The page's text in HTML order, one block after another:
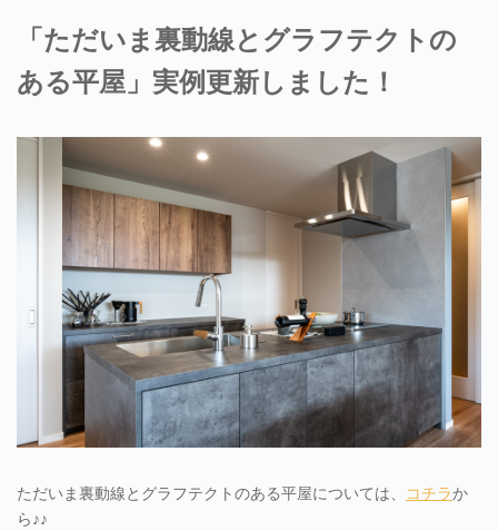
「ただいま裏動線とグラフテクトの
ある平屋」実例更新しました！
ただいま裏動線とグラフテクトのある平屋については、 コチラか
ら♪♪